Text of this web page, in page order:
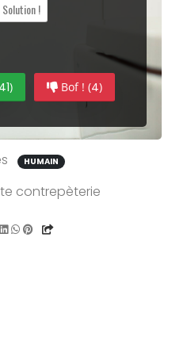
Solution !
41) Bof ! (4)
HUMAIN
contrepèterie